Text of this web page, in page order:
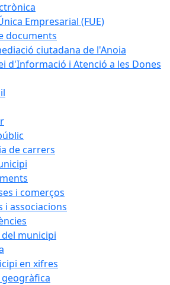
Empresarial (FUE)
documents
ciutadana de l'Anoia
d'Informació i Atenció a les Dones
de carrers
i comerços
i associacions
municipi
en xifres